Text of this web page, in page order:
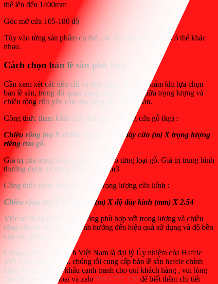
thể lên đến 1400mm
Góc mở cửa 105-180 độ
Tùy vào từng sản phẩm cụ thể, các đặc tính sản phẩm có thể khác
nhau.
Cách chọn bản lề sàn phù hợp
Cần xem xét các tiêu chí và tính năng của sản phẩm khi lựa chọn
bản lề sàn, trong đó quan trọng nhất sự thích giữa trọng lượng và
chiều rộng cửa yêu cầu cho từng loại bản lề sàn.
Công thức tham khảo xác định trọng lượng cửa gỗ (kg) :
Chiều rộng (m) X chiều cao (m) X độ dày cửa (m) X trọng lượng
riêng của gỗ.
Giá trị của trọng lượng riêng tùy theo từng loại gỗ. Giá trị trung bình
thường được sử dụng 700-760 kg/m3
Công thức tham khảo xác định trọng lượng cửa kính :
Chiều rộng (m) X chiều cao (m) X độ dày kính (mm) X 2.54
Việc sử dụng bản lề sàn không phù hợp với trọng lượng và chiều
rộng cửa có thể dẫn đến ảnh hưởng đến hiệu quả sử dụng và độ bền
của sản phẩm.
Công ty MTA & Czech Việt Nam là đại lý Ủy nhiệm của Hafele
Việt Nam tại tpHCM, chúng tôi cung cấp bản lề sàn hafele chính
hãng với mưc chiết khấu cạnh tranh cho quí khách hàng , vui lòng
liện hệ qua điện thoại và zalo 0903 722 138 để biết thêm chi tiết